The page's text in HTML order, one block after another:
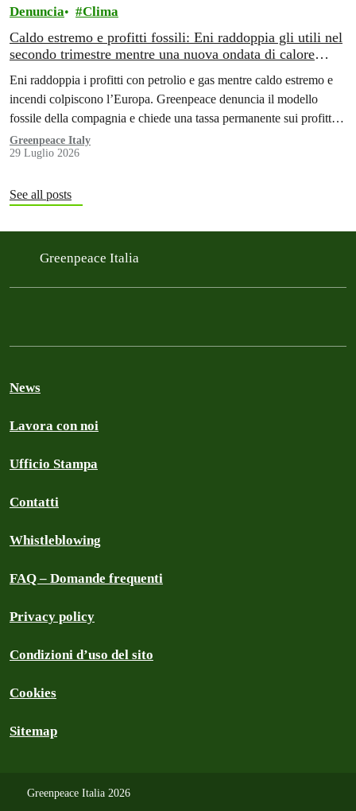
Denuncia Clima
Caldo estremo e profitti fossili: Eni raddoppia gli utili nel
secondo trimestre mentre una nuova ondata di calore
della crisi climatica»
Eni raddoppia i profitti con petrolio e gas mentre caldo estremo e
incendi colpiscono l’Europa. Greenpeace denuncia il modello
fossile della compagnia e chiede una tassa permanente sui profitti
delle aziende fossili
Greenpeace Italy
29 Luglio 2026
See all posts
Greenpeace Italia
News
Lavora con noi
Ufficio Stampa
Contatti
Whistleblowing
FAQ – Domande frequenti
Privacy policy
Condizioni d’uso del sito
Cookies
Sitemap
Greenpeace Italia 2026